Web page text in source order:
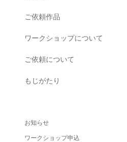
ご依頼作品
ワークショップについて
ご依頼について
もじがたり
お知らせ
ワークショップ申込